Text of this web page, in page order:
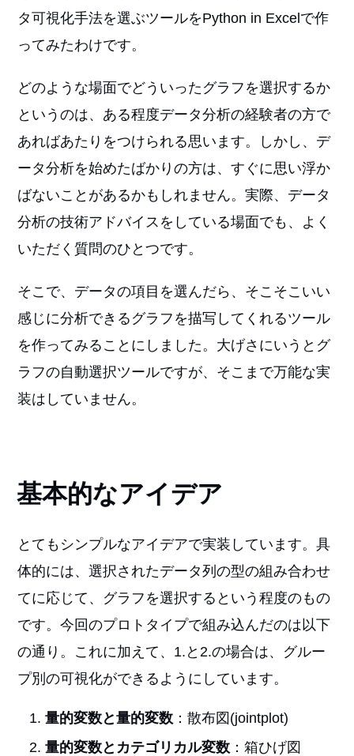
タ可視化手法を選ぶツールをPython in Excelで作
ってみたわけです。
どのような場面でどういったグラフを選択するか
というのは、ある程度データ分析の経験者の方で
あればあたりをつけられる思います。しかし、デ
ータ分析を始めたばかりの方は、すぐに思い浮か
ばないことがあるかもしれません。実際、データ
分析の技術アドバイスをしている場面でも、よく
いただく質問のひとつです。
そこで、データの項目を選んだら、そこそこいい
感じに分析できるグラフを描写してくれるツール
を作ってみることにしました。大げさにいうとグ
ラフの自動選択ツールですが、そこまで万能な実
装はしていません。
基本的なアイデア
とてもシンプルなアイデアで実装しています。具
体的には、選択されたデータ列の型の組み合わせ
てに応じて、グラフを選択するという程度のもの
です。今回のプロトタイプで組み込んだのは以下
の通り。これに加えて、1.と2.の場合は、グルー
プ別の可視化ができるようにしています。
量的変数と量的変数 ：散布図(jointplot)
量的変数とカテゴリカル変数 ：箱ひげ図